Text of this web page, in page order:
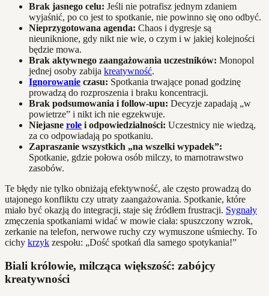
Brak jasnego celu: Jeśli nie potrafisz jednym zdaniem
wyjaśnić, po co jest to spotkanie, nie powinno się ono odbyć.
Nieprzygotowana agenda: Chaos i dygresje są
nieuniknione, gdy nikt nie wie, o czym i w jakiej kolejności
będzie mowa.
Brak aktywnego zaangażowania uczestników: Monopol
jednej osoby zabija kreatywność.
Ignorowanie czasu: Spotkania trwające ponad godzinę
prowadzą do rozproszenia i braku koncentracji.
Brak podsumowania i follow-upu: Decyzje zapadają „w
powietrze” i nikt ich nie egzekwuje.
Niejasne role i odpowiedzialności: Uczestnicy nie wiedzą,
za co odpowiadają po spotkaniu.
Zapraszanie wszystkich „na wszelki wypadek”:
Spotkanie, gdzie połowa osób milczy, to marnotrawstwo
zasobów.
Te błędy nie tylko obniżają efektywność, ale często prowadzą do
utajonego konfliktu czy utraty zaangażowania. Spotkanie, które
miało być okazją do integracji, staje się źródłem frustracji. Sygnały
zmęczenia spotkaniami widać w mowie ciała: spuszczony wzrok,
zerkanie na telefon, nerwowe ruchy czy wymuszone uśmiechy. To
cichy krzyk zespołu: „Dość spotkań dla samego spotykania!”
Biali królowie, milcząca większość: zabójcy
kreatywności